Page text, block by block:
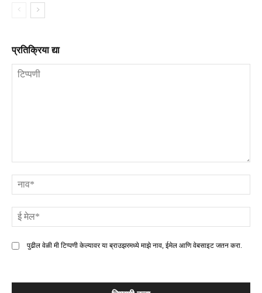
प्रतिक्रिया द्या
पुढील वेळी मी टिप्पणी केल्यावर या ब्राउझरमध्ये माझे नाव, ईमेल आणि वेबसाइट जतन करा.